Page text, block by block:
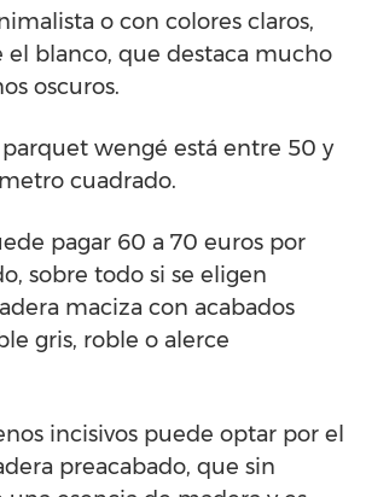
o con colores claros,
blanco, que destaca mucho
oscuros.
wengé está entre 50 y
cuadrado.
pagar 60 a 70 euros por
sobre todo si se eligen
maciza con acabados
gris, roble o alerce
incisivos puede optar por el
preacabado, que sin